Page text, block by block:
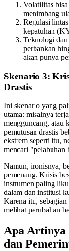
Volatilitas bisa
menimbang
Regulasi
kepatuhan
Teknologi
perbankan
akan punya
Skenario 3:
Drastis
Ini skenario yang
utama: misalnya
mengguncang, atau
pemutusan drastis
ekstrem seperti itu,
mencari "pelabuhan
Namun, ironisnya,
pemenang. Krisis
instrumen paling
dalam dan institusi
Karena itu,
melihat perubahan
Apa Artinya
dan